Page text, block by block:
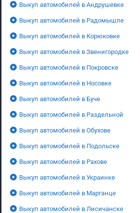
Выкуп автомобилей в Андрушевке
Выкуп автомобилей в Радомышле
Выкуп автомобилей в Корюковке
Выкуп автомобилей в Звенигородке
Выкуп автомобилей в Покровске
Выкуп автомобилей в Носовке
Выкуп автомобилей в Буче
Выкуп автомобилей в Раздельной
Выкуп автомобилей в Обухове
Выкуп автомобилей в Подольске
Выкуп автомобилей в Рахове
Выкуп автомобилей в Украинке
Выкуп автомобилей в Марганце
Выкуп автомобилей в Лисичанске